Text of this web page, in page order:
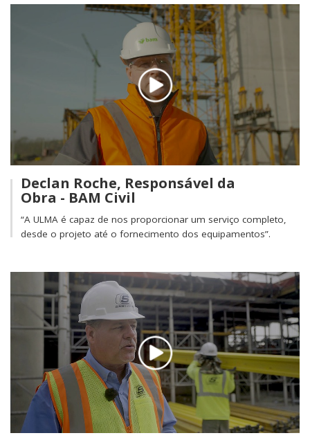
Declan Roche, Responsável da
Obra - BAM Civil
“A ULMA é capaz de nos proporcionar um serviço completo,
desde o projeto até o fornecimento dos equipamentos”.